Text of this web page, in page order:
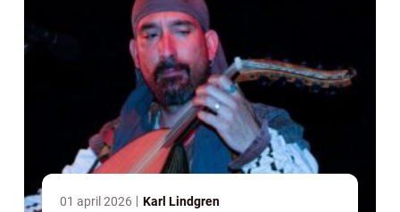
01 april 2026 Karl Lindgren